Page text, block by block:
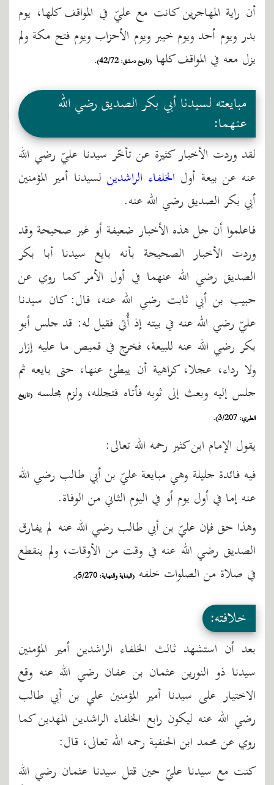
أن راية المهاجرين كانت مع عليّ في المواقف كلها، يوم
بدر ويوم أحد ويوم خيبر ويوم الأحزاب ويوم فتح مكة ولم
يزل معه في المواقف كلها (تاريخ دمشق: 42/72).
مبايعته لسيدنا أبي بكر الصديق رضي الله
عنهما:
لقد وردت الأخبار كثيرة عن تأخّر سيدنا عليّ رضي الله
عنه عن بيعة أول الخلفاء الراشدين لسيدنا أمير المؤمنين
أبي بكر الصديق رضي الله عنه.
فاعلموا أن جل هذه الأخبار ضعيفة أو غير صحيحة وقد
وردت الأخبار الصحيحة بأنه بايع سيدنا أبا بكر
الصديق رضي الله عنهما في أول الأمر كما روي عن
حبيب بن أبي ثابت رضي الله عنه، قال: كان سيدنا
عليّ رضي الله عنه في بيته إذ أُتي فقيل له: قد جلس أبو
بكر رضي الله عنه للبيعة، فخرج في قميص ما عليه إزار
ولا رداء، عجلا، كراهية أن يبطئ عنها، حتى بايعه ثم
جلس إليه وبعث إلى ثوبه فأتاه فتجلله، ولزم مجلسه (تاريخ
الطبري: 3/207).
يقول الإمام ابن كثير رحمه الله تعالى:
فيه فائدة جليلة وهي مبايعة عليّ بن أبي طالب رضي الله
عنه إما في أول يوم أو في اليوم الثاني من الوفاة.
وهذا حق فإن عليّ بن أبي طالب رضي الله عنه لم يفارق
الصديق رضي الله عنه في وقت من الأوقات، ولم ينقطع
في صلاة من الصلوات خلفه (البداية والنهاية: 5/270).
خلافته:
بعد أن استشهد ثالث الخلفاء الراشدين أمير المؤمنين
سيدنا ذو النورين عثمان بن عفان رضي الله عنه وقع
الاختيار على سيدنا أمير المؤمنين علي بن أبي طالب
رضي الله عنه ليكون رابع الخلفاء الراشدين المهدين كما
روي عن محمد ابن الحنفية رحمه الله تعالى، قال:
كنت مع سيدنا عليّ حين قتل سيدنا عثمان رضي الله